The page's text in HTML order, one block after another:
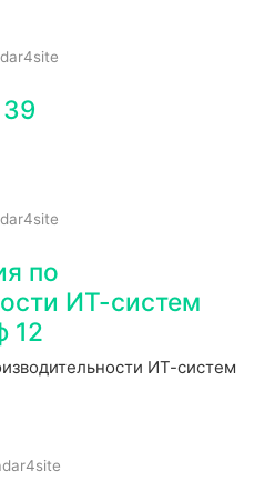
по
ИТ-систем
12
ИТ-систем